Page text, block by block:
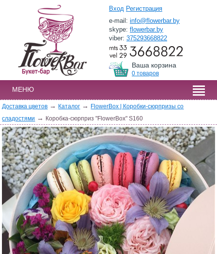
Вход Регистрация
e-mail:info@flowerbar.by
skype:flowerbar.by
viber:375293668822
Ваша корзина
0 товаров
МЕНЮ
Доставка цветов → Каталог →
FlowerBox | Коробки-сюрпризы со
сладостями → Коробка-сюрприз "FlowerBox" S160